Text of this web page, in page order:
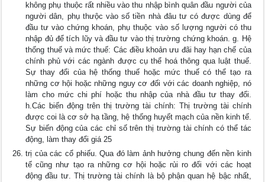
không phụ thuộc rất nhiều vào thu nhập bình quân đầu người của
người dân, phụ thưộc vào số tiền nhà đâu tư có được dùng để
đầu tư vào chứng khoán, phụ thuộc vào số lượng người có thu
nhập đủ để tích lũy và đầu tư vào thị trường chứng khoán. g. Hệ
thống thuế và mức thuế: Các điều khoản ưu đãi hay hạn chế của
chính phủ với các ngành được cụ thể hoá thông qua luật thuế.
Sự thay đổi của hệ thống thuế hoặc mức thuế có thể tạo ra
những cơ hội hoặc những nguy cơ đối với các doanh nghiệp, nó
làm cho mức chi phí hoặc thu nhập của nhà đầu tư thay đổi.
h.Các biến động trên thị trường tài chính: Thị trường tài chính
được coi là cơ sở hạ tầng, hệ thống huyết mạch của nền kinh tế.
Sự biến động của các chỉ số trên thị trường tài chính có thể tác
động, làm thay đổi giá 25
trị của các cổ phiếu. Qua đó làm ảnh hưởng chung đến nền kinh
tế cũng như tạo ra những cơ hội hoặc rủi ro đối với các hoạt
động đầu tư. Thị trường tài chính là bộ phận quan hệ bậc nhất,